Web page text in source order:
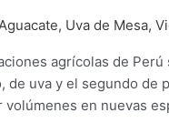
, Uva de Mesa,
agrícolas de
uva y el segundo de
en nuevas